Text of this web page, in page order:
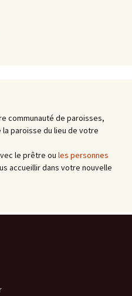
communauté de paroisses,
paroisse du lieu de votre
le prêtre ou les personnes
accueillir dans votre nouvelle